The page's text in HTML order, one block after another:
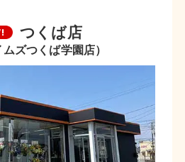
つくば店
ムズつくば学園店）